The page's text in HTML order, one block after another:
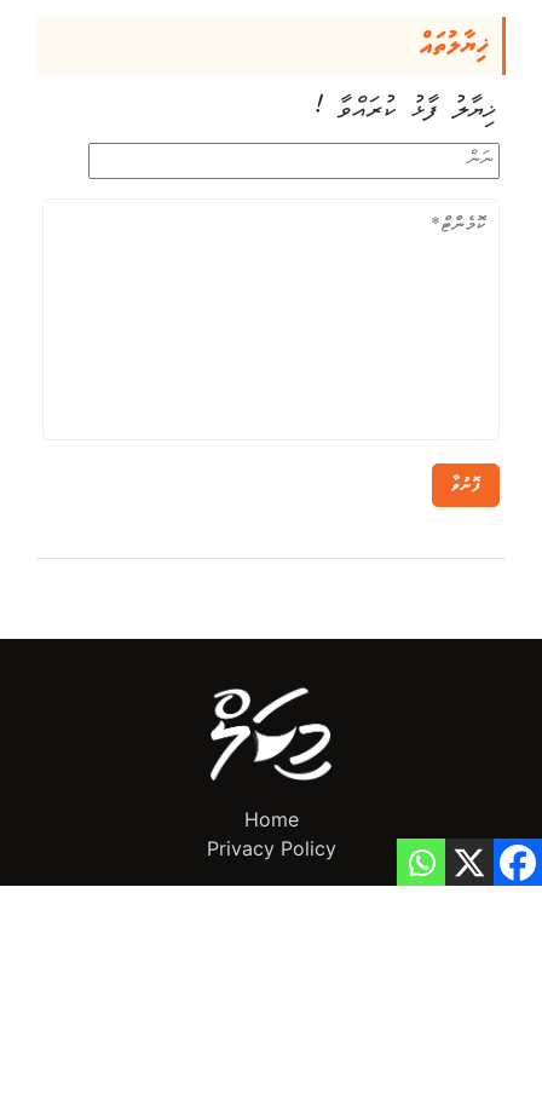
ޚިޔާލުތައް
ޚިޔާލު ފާޅު ކުރައްވާ !
ފޮނުވާ
Home
Privacy Policy